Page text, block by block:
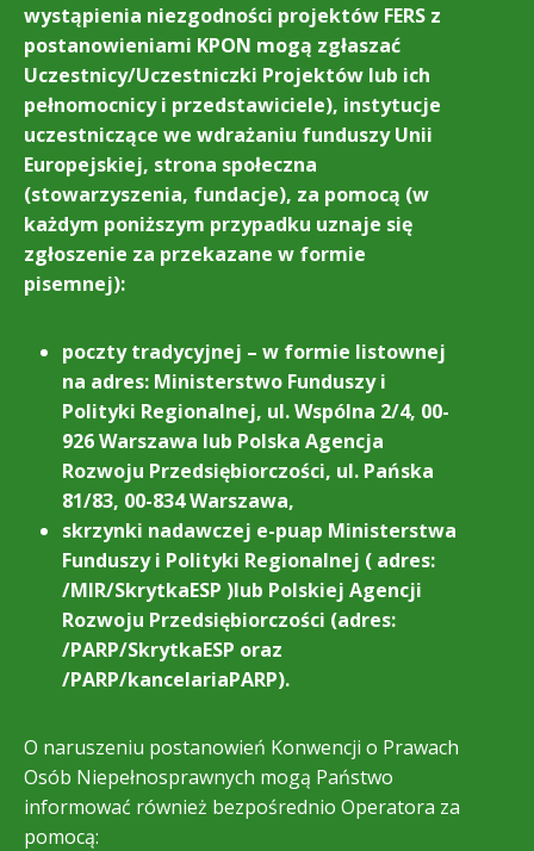
wystąpienia niezgodności projektów FERS z
postanowieniami KPON mogą zgłaszać
Uczestnicy/Uczestniczki Projektów lub ich
pełnomocnicy i przedstawiciele), instytucje
uczestniczące we wdrażaniu funduszy Unii
Europejskiej, strona społeczna
(stowarzyszenia, fundacje), za pomocą (w
każdym poniższym przypadku uznaje się
zgłoszenie za przekazane w formie
pisemnej):
poczty tradycyjnej – w formie listownej
na adres: Ministerstwo Funduszy i
Polityki Regionalnej, ul. Wspólna 2/4, 00-
926 Warszawa lub Polska Agencja
Rozwoju Przedsiębiorczości, ul. Pańska
81/83, 00-834 Warszawa,
skrzynki nadawczej e-puap Ministerstwa
Funduszy i Polityki Regionalnej ( adres:
/MIR/SkrytkaESP )lub Polskiej Agencji
Rozwoju Przedsiębiorczości (adres:
/PARP/SkrytkaESP oraz
/PARP/kancelariaPARP).
O naruszeniu postanowień Konwencji o Prawach
Osób Niepełnosprawnych mogą Państwo
informować również bezpośrednio Operatora za
pomocą: